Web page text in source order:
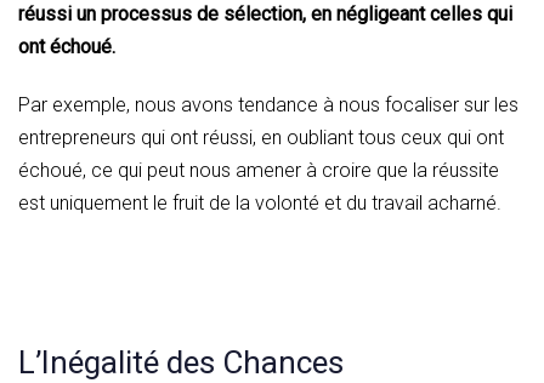
réussi un processus de sélection, en négligeant celles qui
ont échoué.
Par exemple, nous avons tendance à nous focaliser sur les
entrepreneurs qui ont réussi, en oubliant tous ceux qui ont
échoué, ce qui peut nous amener à croire que la réussite
est uniquement le fruit de la volonté et du travail acharné.
L’Inégalité des Chances